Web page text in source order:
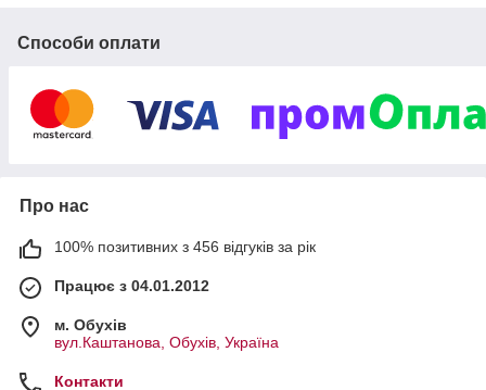
Способи оплати
Про нас
100% позитивних з 456 відгуків за рік
Працює з 04.01.2012
м. Обухів
вул.Каштанова, Обухів, Україна
Контакти